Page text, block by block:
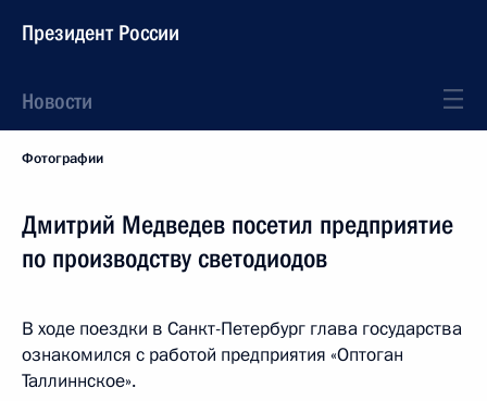
Президент России
Новости
Фотографии
Дмитрий Медведев посетил предприятие
по производству светодиодов
В ходе поездки в Санкт-Петербург глава государства
ознакомился с работой предприятия «Оптоган
Таллиннское».